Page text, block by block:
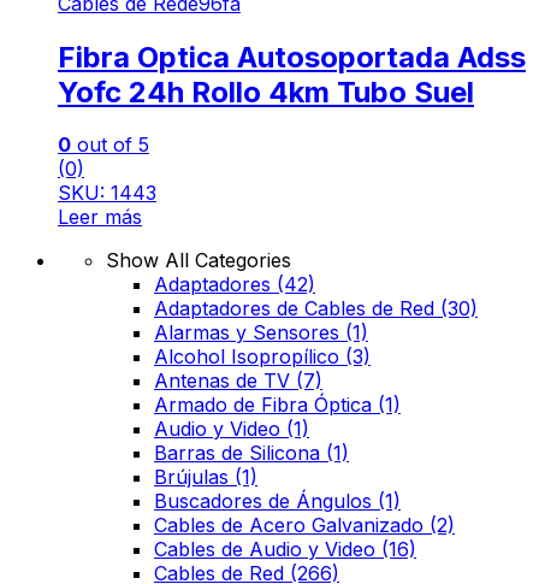
Fibra Optica Autosoportada Adss
Yofc 24h Rollo 4km Tubo Suel
0 out of 5
(0)
SKU: 1443
Leer más
Show All Categories
Adaptadores (42)
Adaptadores de Cables de Red (30)
Alarmas y Sensores (1)
Alcohol Isopropílico (3)
Antenas de TV (7)
Armado de Fibra Óptica (1)
Audio y Video (1)
Barras de Silicona (1)
Brújulas (1)
Buscadores de Ángulos (1)
Cables de Acero Galvanizado (2)
Cables de Audio y Video (16)
Cables de Red (266)